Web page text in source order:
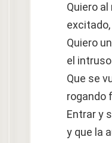
Quiero
Quiero
el
Que se
rogando
Entrar y
y que la